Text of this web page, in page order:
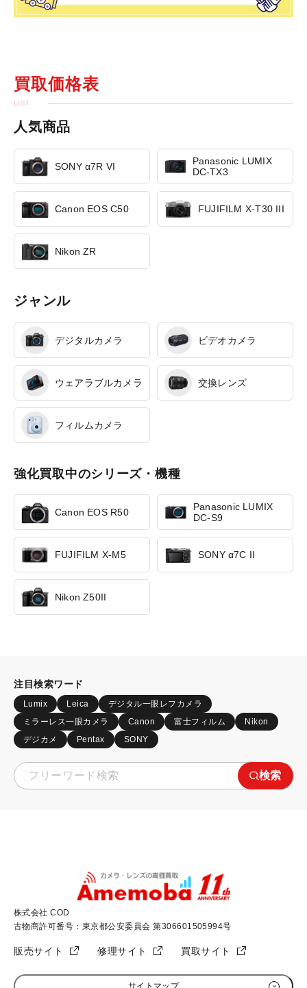
買取価格表
人気商品
SONY α7R VI
Panasonic LUMIX
DC-TX3
Canon EOS C50 FUJIFILM X-T30 III
Nikon ZR
ジャンル
デジタルカメラ ビデオカメラ
ウェアラブルカメラ 交換レンズ
フィルムカメラ
強化買取中のシリーズ・機種
Canon EOS R50
Panasonic LUMIX
DC-S9
FUJIFILM X-M5 SONY α7C II
Nikon Z50II
注目検索ワード
Lumix Leica
デジタル一眼レフカメラ
ミラーレス一眼カメラ
Canon 富士フィルム
Nikon
デジカメ
Pentax SONY
検索
株式会社 COD
古物商許可番号：東京都公安委員会 第306601505994号
販売サイト 修理サイト 買取サイト